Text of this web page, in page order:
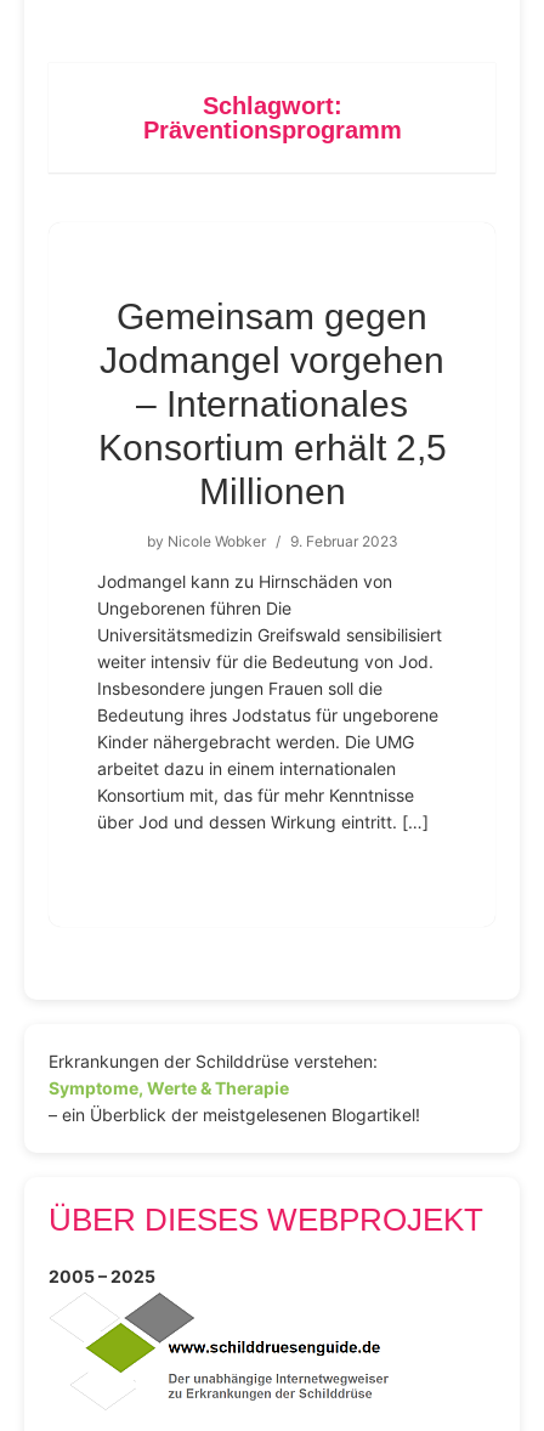
Schlagwort:
Präventionsprogramm
Gemeinsam gegen
Jodmangel vorgehen
– Internationales
Konsortium erhält 2,5
Millionen
by Nicole Wobker / 9. Februar 2023
Jodmangel kann zu Hirnschäden von
Ungeborenen führen Die
Universitätsmedizin Greifswald sensibilisiert
weiter intensiv für die Bedeutung von Jod.
Insbesondere jungen Frauen soll die
Bedeutung ihres Jodstatus für ungeborene
Kinder nähergebracht werden. Die UMG
arbeitet dazu in einem internationalen
Konsortium mit, das für mehr Kenntnisse
über Jod und dessen Wirkung eintritt. […]
Erkrankungen der Schilddrüse verstehen:
Symptome, Werte & Therapie
– ein Überblick der meistgelesenen Blogartikel!
ÜBER DIESES WEBPROJEKT
2005 – 2025